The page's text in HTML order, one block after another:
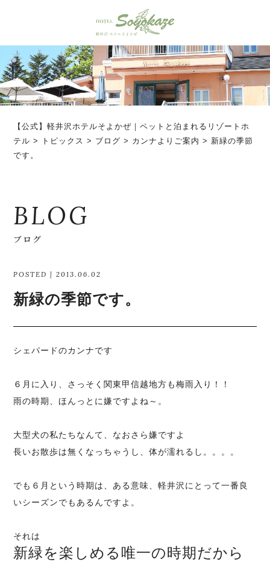
【公式】軽井沢ホテルそよかぜ｜ペットと泊まれるリゾートホ
テル > トピックス > ブログ > カンナよりご案内 > 新緑の季節
です。
BLOG
ブログ
POSTED | 2013.06.02
新緑の季節です。
シェパードのカンナです
６月に入り、さっそく関東甲信越地方も梅雨入り！！
雨の時期、ほんっとに嫌ですよね～。
大型犬の私たちなんて、なおさら嫌ですよ
長いお散歩は無くなっちゃうし、体が濡れるし。。。。
でも６月という時期は、ある意味、軽井沢にとって一番良
いシーズンでもあるんですよ。
それは
新緑を楽しめる唯一の時期だから